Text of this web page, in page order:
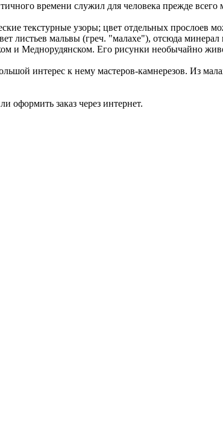
времени служил для человека прежде всего
текстурные узоры; цвет отдельных прослоев
листьев мальвы (греч. "малахе"), отсюда
и Меднорудянском. Его рисунки необычайно
интерес к нему мастеров-камнерезов. Из
оформить заказ через интернет.